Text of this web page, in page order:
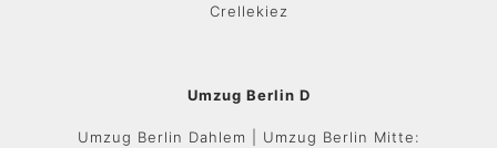
Crellekiez
Umzug Berlin D
Umzug Berlin Dahlem | Umzug Berlin Mitte: